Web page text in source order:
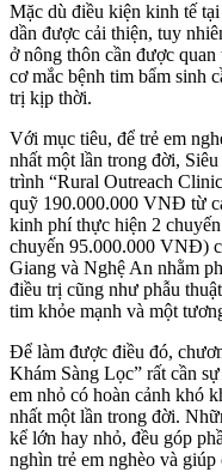
Mặc dù điều kiện kinh tế
dần được cải thiện, tuy
ở nông thôn cần được
cơ mắc bệnh tim bẩm sinh
trị kịp thời.
Với mục tiêu, để trẻ em
nhất một lần trong đời,
trình “Rural Outreach
quỹ 190.000.000 VNĐ từ
kinh phí thực hiện 2
chuyến 95.000.000 VNĐ)
Giang và Nghệ An nhằm
điều trị cũng như phẫu
tim khỏe mạnh và một
Để làm được điều đó,
Khám Sàng Lọc” rất cần
em nhỏ có hoàn cảnh khó
nhất một lần trong đời.
kể lớn hay nhỏ, đều góp
nghìn trẻ em nghèo và